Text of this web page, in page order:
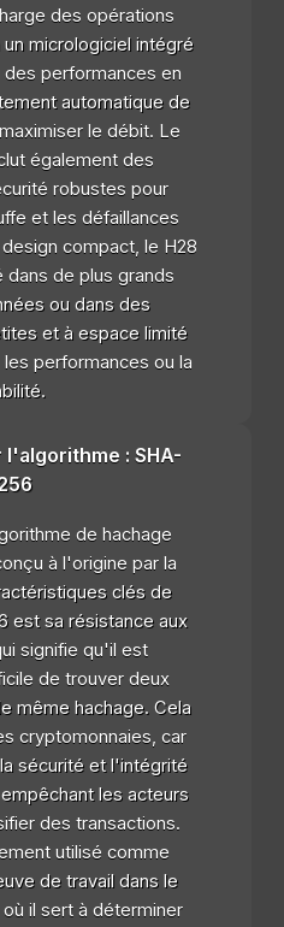
des opérations
micrologiciel intégré
performances en
automatique de
le débit. Le
également des
robustes pour
et les défaillances
compact, le H28
de plus grands
ou dans des
et à espace limité
performances ou la
l'algorithme : SHA-
de hachage
à l'origine par la
clés de
est sa résistance aux
signifie qu'il est
de trouver deux
même hachage. Cela
cryptomonnaies, car
sécurité et l'intégrité
les acteurs
des transactions.
utilisé comme
de travail dans le
il sert à déterminer